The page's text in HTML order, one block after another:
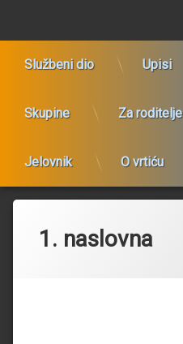
sadržaj
Službeni dio Upisi
Skupine Za roditelje
Jelovnik O vrtiću
1. naslovna